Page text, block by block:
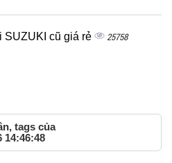
SUZUKI cũ giá rẻ 25758
tags của
14:46:48